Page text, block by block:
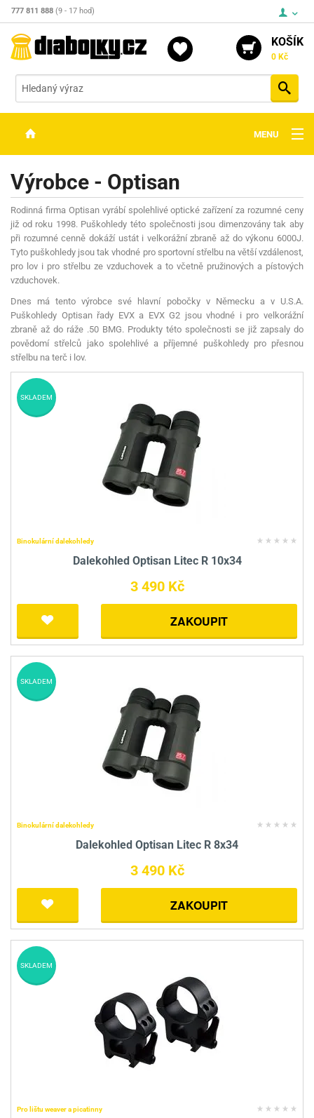
777 811 888 (9 - 17 hod)
KOŠÍK
0 Kč
MENU
OPTIKA
STŘELIVO
PŘÍSLUŠENSTVÍ
DETEKTORY KOVŮ
KONTAKTY
Výrobce - Optisan
Rodinná firma Optisan vyrábí spolehlivé optické zařízení za rozumné ceny
již od roku 1998. Puškohledy této společnosti jsou dimenzovány tak aby
při rozumné cenně dokáží ustát i velkorážní zbraně až do výkonu 6000J.
Tyto puškohledy jsou tak vhodné pro sportovní střelbu na větší vzdálenost,
pro lov i pro střelbu ze vzduchovek a to včetně pružinových a pístových
vzduchovek.
Dnes má tento výrobce své hlavní pobočky v Německu a v U.S.A.
Puškohledy Optisan řady EVX a EVX G2 jsou vhodné i pro velkorážní
zbraně až do ráže .50 BMG. Produkty této společnosti se již zapsaly do
povědomí střelců jako spolehlivé a příjemné puškohledy pro přesnou
střelbu na terč i lov.
Binokulární dalekohledy
Dalekohled Optisan Litec R 10x34
3 490 Kč
ZAKOUPIT
SKLADEM
Binokulární dalekohledy
Dalekohled Optisan Litec R 8x34
3 490 Kč
ZAKOUPIT
SKLADEM
Pro lištu weaver a picatinny
SKLADEM